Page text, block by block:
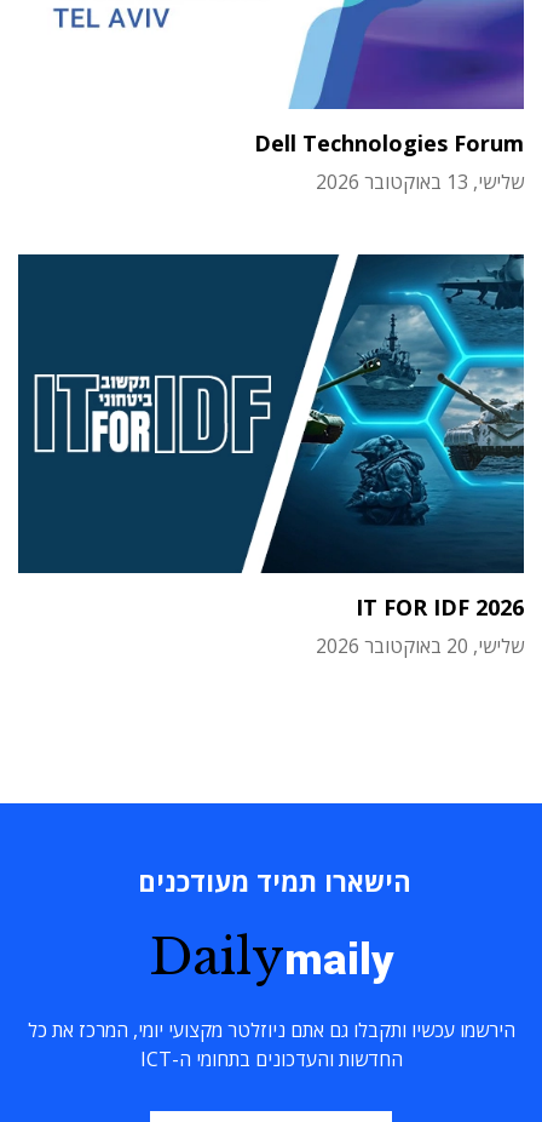
Dell Technologies Forum
שלישי, 13 באוקטובר 2026
IT FOR IDF 2026
שלישי, 20 באוקטובר 2026
הישארו תמיד מעודכנים
Dailymaily
הירשמו עכשיו ותקבלו גם אתם ניוזלטר מקצועי יומי, המרכז את כל
החדשות והעדכונים בתחומי ה-ICT